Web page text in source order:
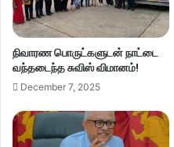
நிவாரண பொருட்களுடன் நாட்டை
வந்தடைந்த சுவிஸ் விமானம்!
December 7, 2025